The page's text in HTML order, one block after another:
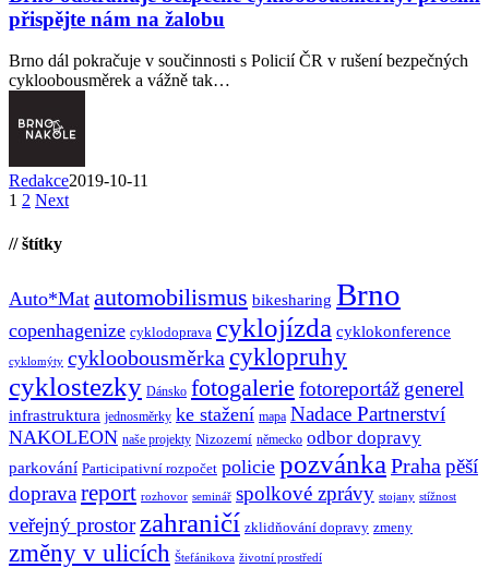
přispějte nám na žalobu
Brno dál pokračuje v součinnosti s Policií ČR v rušení bezpečných
cykloobousměrek a vážně tak…
Redakce2019-10-11
1 2 Next
// štítky
Auto*Mat automobilismus bikesharing Brno
copenhagenize cyklodoprava cyklojízda cyklokonference
cyklomýty cykloobousměrka cyklopruhy
cyklostezky Dánsko fotogalerie fotoreportáž generel
infrastruktura jednosměrky ke stažení mapa Nadace Partnerství
NAKOLEON naše projekty Nizozemí německo odbor dopravy
parkování Participativní rozpočet policie pozvánka Praha pěší
dopravareport rozhovor seminář spolkové zprávy stojany stížnost
veřejný prostor zahraničí zklidňování dopravy zmeny
změny v ulicích Štefánikova životní prostředí